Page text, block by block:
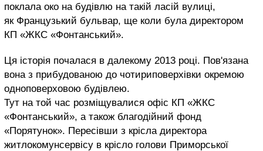
поклала око на будівлю на такій ласій вулиці,
як Французький бульвар, ще коли була директором
КП «ЖКС «Фонтанський».
Ця історія почалася в далекому 2013 році. Пов'язана
вона з прибудованою до чотириповерхівки окремою
одноповерховою будівлею.
Тут на той час розміщувалися офіс КП «ЖКС
«Фонтанський», а також благодійний фонд
«Порятунок». Пересівши з крісла директора
житлокомунсервісу в крісло голови Приморської